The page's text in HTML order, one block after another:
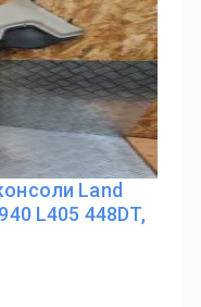
Land
L405 448DT,